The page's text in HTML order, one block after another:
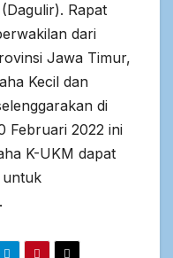
Rapat
dari
Jawa Timur,
Kecil dan
di
Februari 2022 ini
K-UKM dapat
untuk